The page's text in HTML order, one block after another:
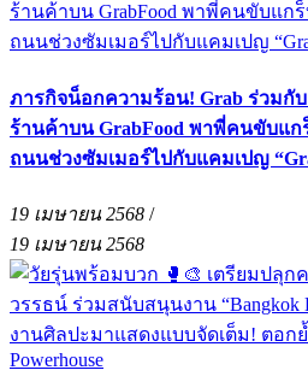
ภารกิจน็อกความร้อน! Grab ร่วมกั
ร้านค้าบน GrabFood พาพี่คนขับแ
ถนนช่วงซัมเมอร์ไปกับแคมเปญ
19 เมษายน 2568 /
19 เมษายน 2568